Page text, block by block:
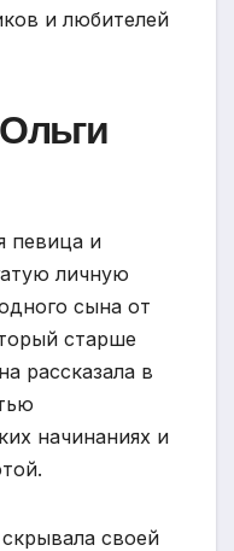
и любителей
певица и
личную
сына от
старше
рассказала в
начинаниях и
своей